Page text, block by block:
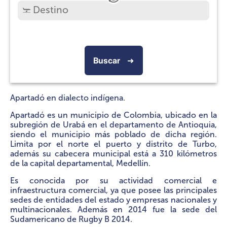
Buscar ➜
Apartadó en dialecto indígena.
Apartadó es un municipio de Colombia, ubicado en la
subregión de Urabá en el departamento de Antioquia,
siendo el municipio más poblado de dicha región.
Limita por el norte el puerto y distrito de Turbo,
además su cabecera municipal está a 310 kilómetros
de la capital departamental, Medellín.
Es conocida por su actividad comercial e
infraestructura comercial, ya que posee las principales
sedes de entidades del estado y empresas nacionales y
multinacionales. Además en 2014 fue la sede del
Sudamericano de Rugby B 2014.